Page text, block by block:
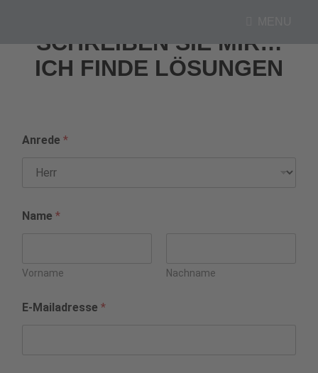
SCHREIBEN SIE MIR…
ICH FINDE LÖSUNGEN
Anrede *
Name *
Vorname Nachname
E-Mailadresse *